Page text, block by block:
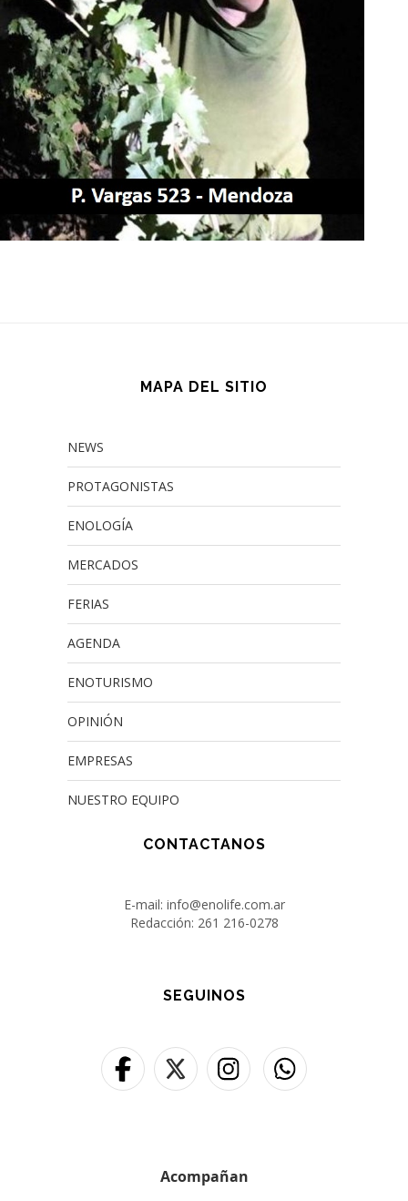
MAPA DEL SITIO
NEWS
PROTAGONISTAS
ENOLOGÍA
MERCADOS
FERIAS
AGENDA
ENOTURISMO
OPINIÓN
EMPRESAS
NUESTRO EQUIPO
CONTACTANOS
E-mail: info@enolife.com.ar
Redacción: 261 216-0278
SEGUINOS
Acompañan